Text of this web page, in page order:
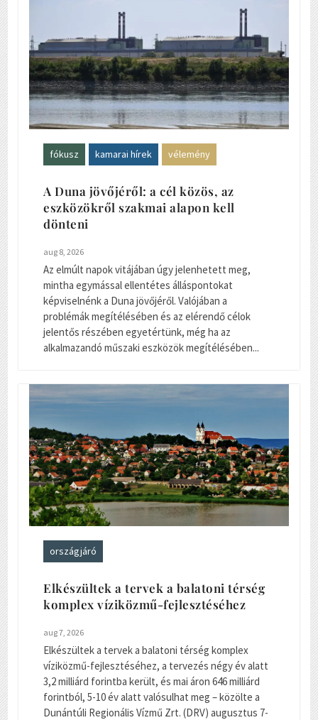
fókusz kamarai hírek vélemény
A Duna jövőjéről: a cél közös, az
eszközökről szakmai alapon kell
dönteni
aug 8, 2026
Az elmúlt napok vitájában úgy jelenhetett meg,
mintha egymással ellentétes álláspontokat
képviselnénk a Duna jövőjéről. Valójában a
problémák megítélésében és az elérendő célok
jelentős részében egyetértünk, még ha az
alkalmazandó műszaki eszközök megítélésében...
országjáró
Elkészültek a tervek a balatoni térség
komplex víziközmű-fejlesztéséhez
aug 7, 2026
Elkészültek a tervek a balatoni térség komplex
víziközmű-fejlesztéséhez, a tervezés négy év alatt
3,2 milliárd forintba került, és mai áron 646 milliárd
forintból, 5-10 év alatt valósulhat meg – közölte a
Dunántúli Regionális Vízmű Zrt. (DRV) augusztus 7-